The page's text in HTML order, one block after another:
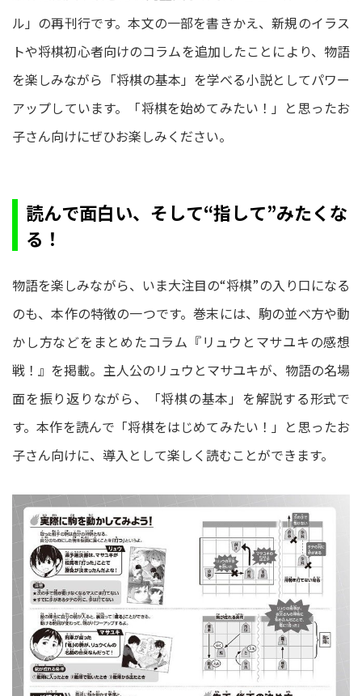
ル」の再刊行です。本文の一部を書きかえ、新規のイラス
トや将棋初心者向けのコラムを追加したことにより、物語
を楽しみながら「将棋の基本」を学べる小説としてパワー
アップしています。「将棋を始めてみたい！」と思ったお
子さん向けにぜひお楽しみください。
読んで面白い、そして“指して”みたくな
る！
物語を楽しみながら、いま大注目の“将棋”の入り口になる
のも、本作の特徴の一つです。巻末には、駒の並べ方や動
かし方などをまとめたコラム『リュウとマサユキの感想
戦！』を掲載。主人公のリュウとマサユキが、物語の名場
面を振り返りながら、「将棋の基本」を解説する形式で
す。本作を読んで「将棋をはじめてみたい！」と思ったお
子さん向けに、導入として楽しく読むことができます。